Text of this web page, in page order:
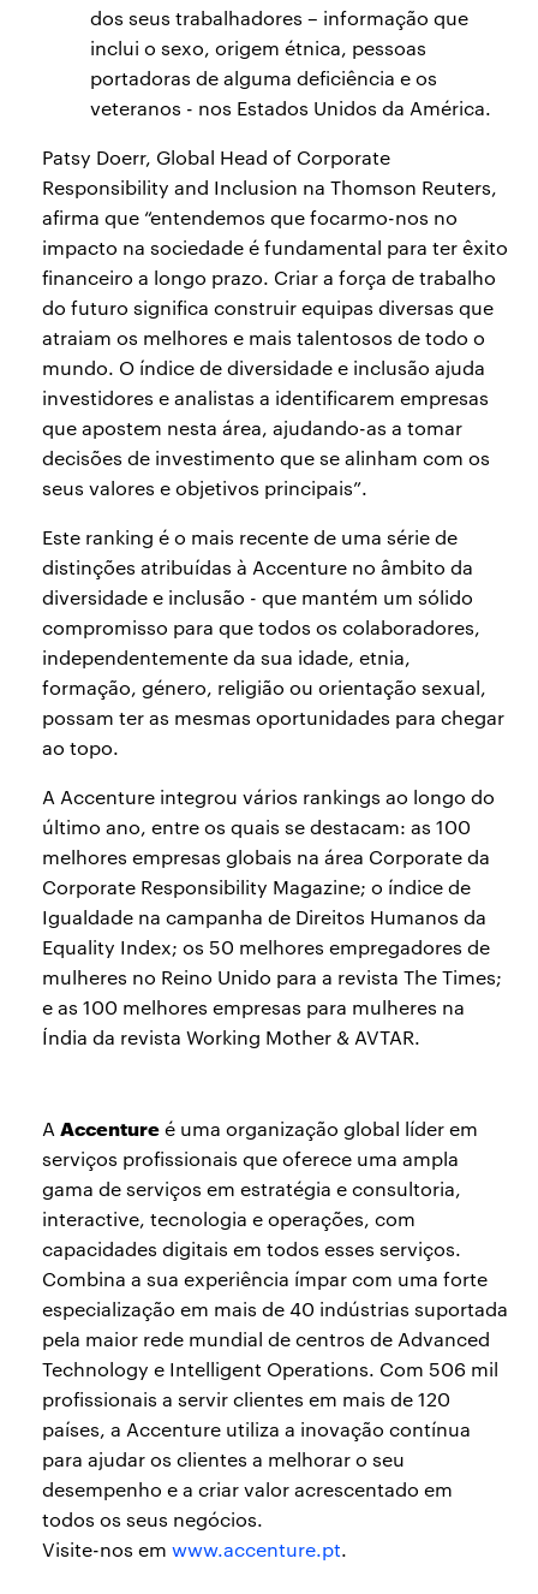
dos seus trabalhadores – informação que
inclui o sexo, origem étnica, pessoas
portadoras de alguma deficiência e os
veteranos - nos Estados Unidos da América.
Patsy Doerr, Global Head of Corporate
Responsibility and Inclusion na Thomson Reuters,
afirma que “entendemos que focarmo-nos no
impacto na sociedade é fundamental para ter êxito
financeiro a longo prazo. Criar a força de trabalho
do futuro significa construir equipas diversas que
atraiam os melhores e mais talentosos de todo o
mundo. O índice de diversidade e inclusão ajuda
investidores e analistas a identificarem empresas
que apostem nesta área, ajudando-as a tomar
decisões de investimento que se alinham com os
seus valores e objetivos principais”.
Este ranking é o mais recente de uma série de
distinções atribuídas à Accenture no âmbito da
diversidade e inclusão - que mantém um sólido
compromisso para que todos os colaboradores,
independentemente da sua idade, etnia,
formação, género, religião ou orientação sexual,
possam ter as mesmas oportunidades para chegar
ao topo.
A Accenture integrou vários rankings ao longo do
último ano, entre os quais se destacam: as 100
melhores empresas globais na área Corporate da
Corporate Responsibility Magazine; o índice de
Igualdade na campanha de Direitos Humanos da
Equality Index; os 50 melhores empregadores de
mulheres no Reino Unido para a revista The Times;
e as 100 melhores empresas para mulheres na
Índia da revista Working Mother & AVTAR.
A Accentureé uma organização global líder em
serviços profissionais que oferece uma ampla
gama de serviços em estratégia e consultoria,
interactive, tecnologia e operações, com
capacidades digitais em todos esses serviços.
Combina a sua experiência ímpar com uma forte
especialização em mais de 40 indústrias suportada
pela maior rede mundial de centros de Advanced
Technology e Intelligent Operations. Com 506 mil
profissionais a servir clientes em mais de 120
países, a Accenture utiliza a inovação contínua
para ajudar os clientes a melhorar o seu
desempenho e a criar valor acrescentado em
todos os seus negócios.
Visite-nos em www.accenture.pt.